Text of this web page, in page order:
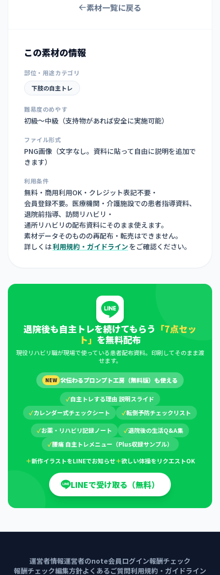
素材一覧に戻る
この素材の情報
部位・用途カテゴリ
下肢の自主トレ
難易度のめやす
初級〜中級（支持物があれば安全に実施可能）
ファイル形式
PNG画像（文字なし。資料に貼って自由に説明を追加で
きます）
利用条件
無料・商用利用OK・クレジット表記不要・
会員登録不要。医療機関・介護施設での患者指導資料、
退院前指導、訪問リハビリ・
通所リハビリの配布資料にそのまま使えます。
素材データそのものの再配布・転売はできません。
詳しくは利用規約・ガイドライン をご確認ください。
退院後も自主トレを続けてもらう 「7点セッ
ト」 を無料配布
現役リハビリ職が現場で使っている患者配布資料。印刷してそのまま渡
せます。
NEW 🛠伝わるプロンプト工房（無料版）も使える
✓自主トレする理由 説明スライド
✓カレンダー式チェックシート ✓転倒予防チェックリスト
✓お薬・リハビリ記録ノート ✓退院後の生活Q&A集
✓腰痛 自主トレメニュー（Plus収録サンプル）
＋新作イラストをLINEでお知らせ＋欲しい体操をリクエストOK
LINEで受け取る（無料）
運営者情報運営者のnote会員ログイン報酬チェック
報酬チェック編集方針よくあるご質問利用規約・ガイドライン